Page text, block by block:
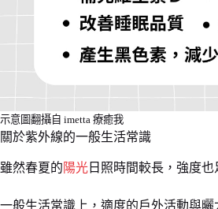
示意圖翻攝自 imetta 療癒我
關於紫外線的一般生活常識
雖然春夏的 陽光 日照時間較長，強度
一般生活常識上，適度的戶外活動與